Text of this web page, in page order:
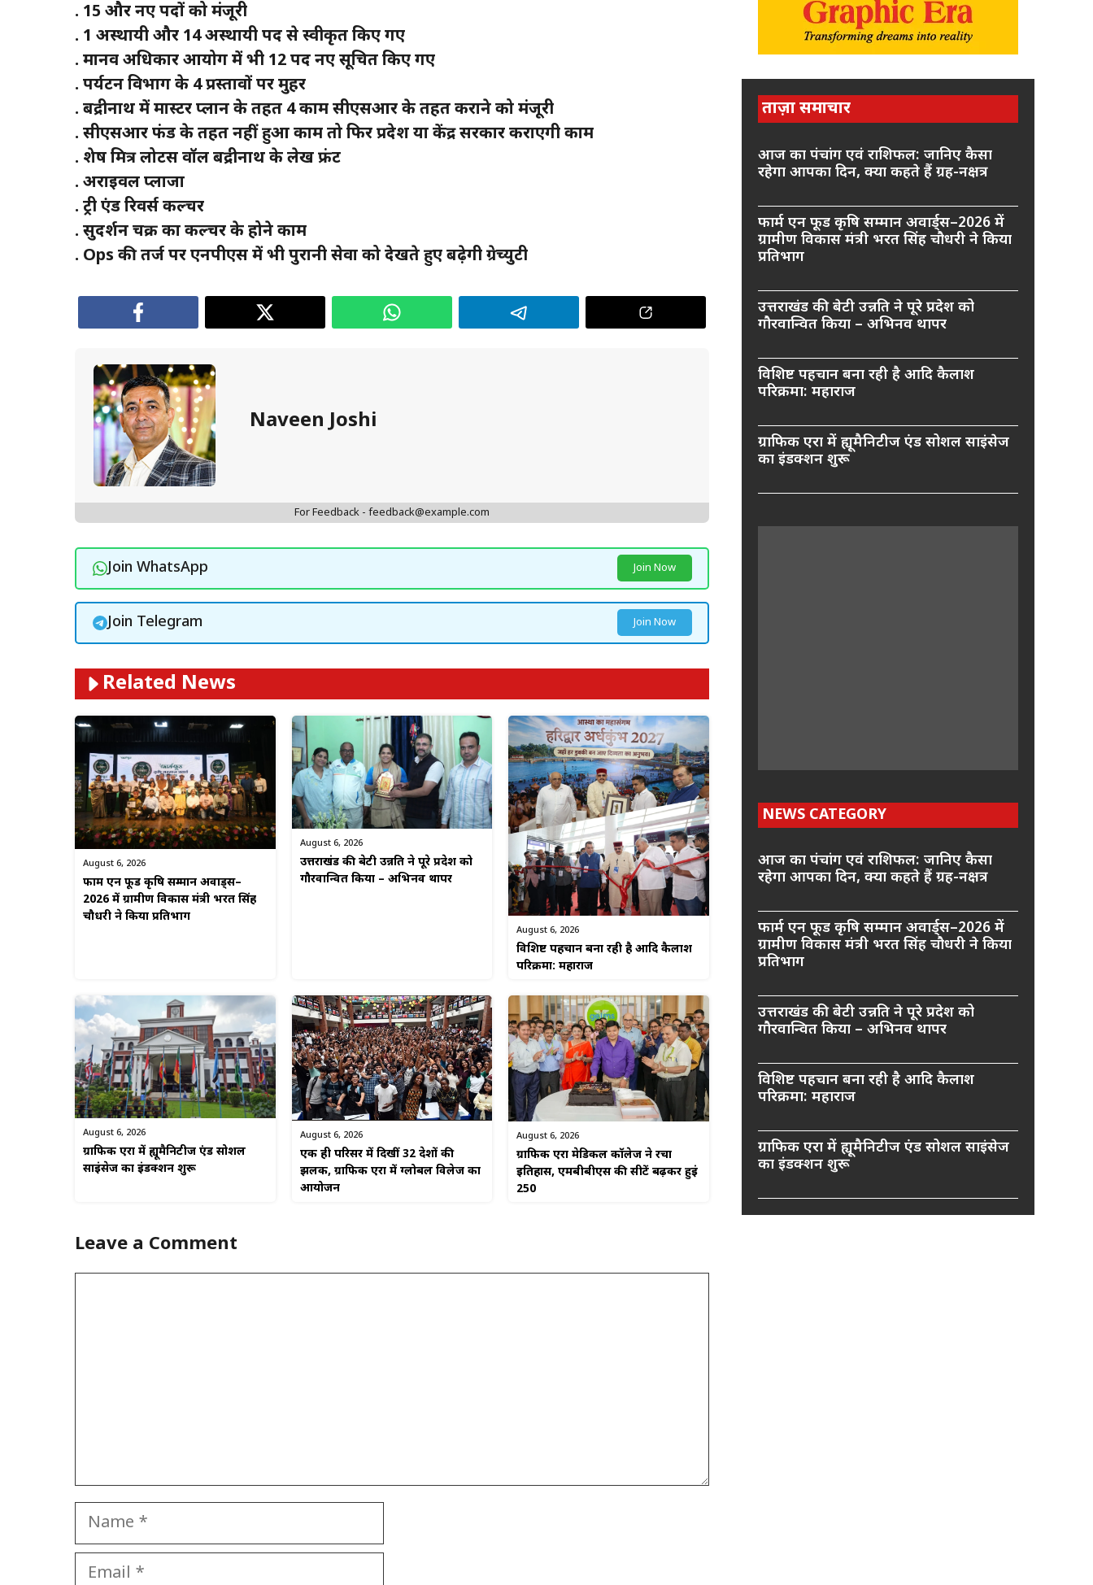
. 15 और नए पदों को मंजूरी
. 1 अस्थायी और 14 अस्थायी पद से स्वीकृत किए गए
. मानव अधिकार आयोग में भी 12 पद नए सूचित किए गए
. पर्यटन विभाग के 4 प्रस्तावों पर मुहर
. बद्रीनाथ में मास्टर प्लान के तहत 4 काम सीएसआर के तहत कराने को मंजूरी
. सीएसआर फंड के तहत नहीं हुआ काम तो फिर प्रदेश या केंद्र सरकार कराएगी काम
. शेष मित्र लोटस वॉल बद्रीनाथ के लेख फ्रंट
. अराइवल प्लाजा
. ट्री एंड रिवर्स कल्चर
. सुदर्शन चक्र का कल्चर के होने काम
. Ops की तर्ज पर एनपीएस में भी पुरानी सेवा को देखते हुए बढ़ेगी ग्रेच्युटी
Naveen Joshi
For Feedback - feedback@example.com
Join WhatsApp Join Now
Join Telegram Join Now
Related News
August 6, 2026
फार्म एन फूड कृषि सम्मान अवार्ड्स–
2026 में ग्रामीण विकास मंत्री भरत सिंह
चौधरी ने किया प्रतिभाग
August 6, 2026
उत्तराखंड की बेटी उन्नति ने पूरे प्रदेश को
गौरवान्वित किया – अभिनव थापर
August 6, 2026
विशिष्ट पहचान बना रही है आदि कैलाश
परिक्रमा: महाराज
August 6, 2026
ग्राफिक एरा में ह्यूमैनिटीज एंड सोशल
साइंसेज का इंडक्शन शुरू
August 6, 2026
एक ही परिसर में दिखीं 32 देशों की
झलक, ग्राफिक एरा में ग्लोबल विलेज का
आयोजन
August 6, 2026
ग्राफिक एरा मेडिकल कॉलेज ने रचा
इतिहास, एमबीबीएस की सीटें बढ़कर हुईं
250
Leave a Comment
Name
Email
ताज़ा समाचार
आज का पंचांग एवं राशिफल: जानिए कैसा
रहेगा आपका दिन, क्या कहते हैं ग्रह-नक्षत्र
फार्म एन फूड कृषि सम्मान अवार्ड्स–2026 में
ग्रामीण विकास मंत्री भरत सिंह चौधरी ने किया
प्रतिभाग
उत्तराखंड की बेटी उन्नति ने पूरे प्रदेश को
गौरवान्वित किया – अभिनव थापर
विशिष्ट पहचान बना रही है आदि कैलाश
परिक्रमा: महाराज
ग्राफिक एरा में ह्यूमैनिटीज एंड सोशल साइंसेज
का इंडक्शन शुरू
NEWS CATEGORY
आज का पंचांग एवं राशिफल: जानिए कैसा
रहेगा आपका दिन, क्या कहते हैं ग्रह-नक्षत्र
फार्म एन फूड कृषि सम्मान अवार्ड्स–2026 में
ग्रामीण विकास मंत्री भरत सिंह चौधरी ने किया
प्रतिभाग
उत्तराखंड की बेटी उन्नति ने पूरे प्रदेश को
गौरवान्वित किया – अभिनव थापर
विशिष्ट पहचान बना रही है आदि कैलाश
परिक्रमा: महाराज
ग्राफिक एरा में ह्यूमैनिटीज एंड सोशल साइंसेज
का इंडक्शन शुरू